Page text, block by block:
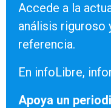
Accede a la
análisis riguroso
referencia.
En infoLibre,
Apoya un